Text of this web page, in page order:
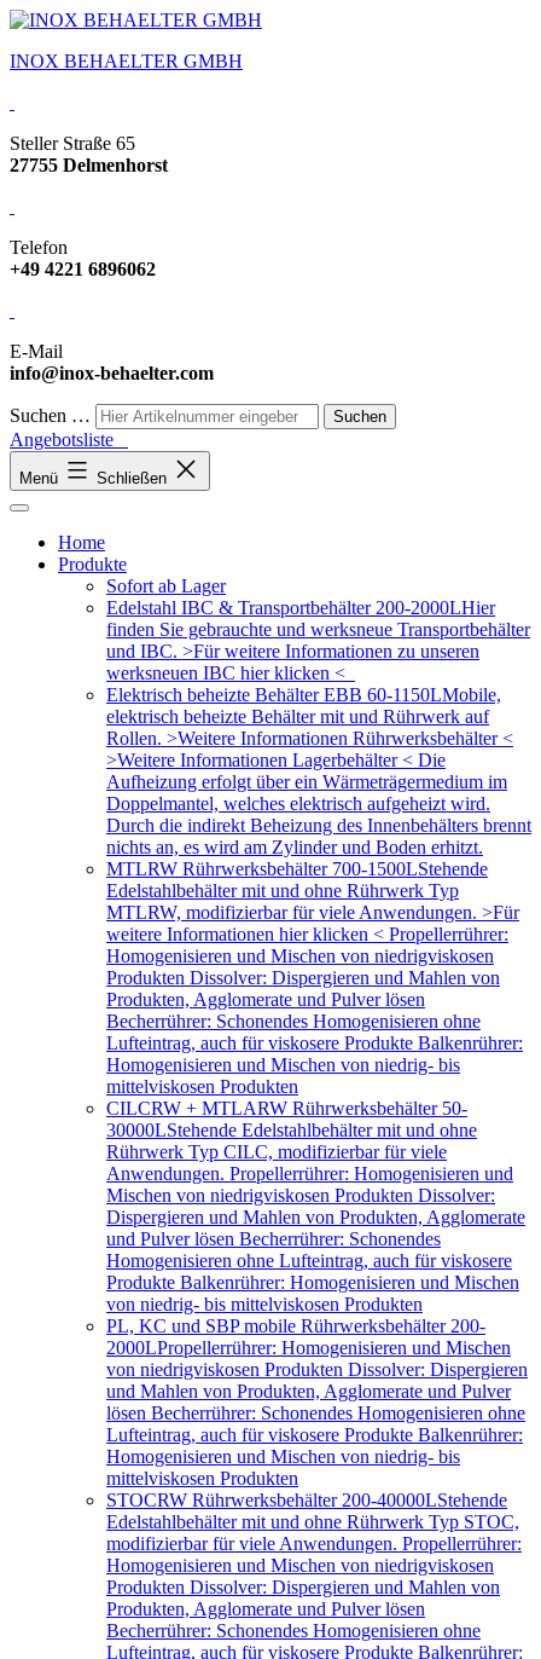
INOX BEHAELTER GMBH
Steller Straße 65
27755 Delmenhorst
Telefon
+49 4221 6896062
E-Mail
info@inox-behaelter.com
Suchen …
Angebotsliste
Menü Schließen
Home
Produkte
Sofort ab Lager
Edelstahl IBC & Transportbehälter 200-2000LHier
finden Sie gebrauchte und werksneue Transportbehälter
und IBC. >Für weitere Informationen zu unseren
werksneuen IBC hier klicken <
Elektrisch beheizte Behälter EBB 60-1150LMobile,
elektrisch beheizte Behälter mit und Rührwerk auf
Rollen. >Weitere Informationen Rührwerksbehälter <
>Weitere Informationen Lagerbehälter < Die
Aufheizung erfolgt über ein Wärmeträgermedium im
Doppelmantel, welches elektrisch aufgeheizt wird.
Durch die indirekt Beheizung des Innenbehälters brennt
nichts an, es wird am Zylinder und Boden erhitzt.
MTLRW Rührwerksbehälter 700-1500LStehende
Edelstahlbehälter mit und ohne Rührwerk Typ
MTLRW, modifizierbar für viele Anwendungen. >Für
weitere Informationen hier klicken < Propellerrührer:
Homogenisieren und Mischen von niedrigviskosen
Produkten Dissolver: Dispergieren und Mahlen von
Produkten, Agglomerate und Pulver lösen
Becherrührer: Schonendes Homogenisieren ohne
Lufteintrag, auch für viskosere Produkte Balkenrührer:
Homogenisieren und Mischen von niedrig- bis
mittelviskosen Produkten
CILCRW + MTLARW Rührwerksbehälter 50-
30000LStehende Edelstahlbehälter mit und ohne
Rührwerk Typ CILC, modifizierbar für viele
Anwendungen. Propellerrührer: Homogenisieren und
Mischen von niedrigviskosen Produkten Dissolver:
Dispergieren und Mahlen von Produkten, Agglomerate
und Pulver lösen Becherrührer: Schonendes
Homogenisieren ohne Lufteintrag, auch für viskosere
Produkte Balkenrührer: Homogenisieren und Mischen
von niedrig- bis mittelviskosen Produkten
PL, KC und SBP mobile Rührwerksbehälter 200-
2000LPropellerrührer: Homogenisieren und Mischen
von niedrigviskosen Produkten Dissolver: Dispergieren
und Mahlen von Produkten, Agglomerate und Pulver
lösen Becherrührer: Schonendes Homogenisieren ohne
Lufteintrag, auch für viskosere Produkte Balkenrührer:
Homogenisieren und Mischen von niedrig- bis
mittelviskosen Produkten
STOCRW Rührwerksbehälter 200-40000LStehende
Edelstahlbehälter mit und ohne Rührwerk Typ STOC,
modifizierbar für viele Anwendungen. Propellerrührer:
Homogenisieren und Mischen von niedrigviskosen
Produkten Dissolver: Dispergieren und Mahlen von
Produkten, Agglomerate und Pulver lösen
Becherrührer: Schonendes Homogenisieren ohne
Lufteintrag, auch für viskosere Produkte Balkenrührer: